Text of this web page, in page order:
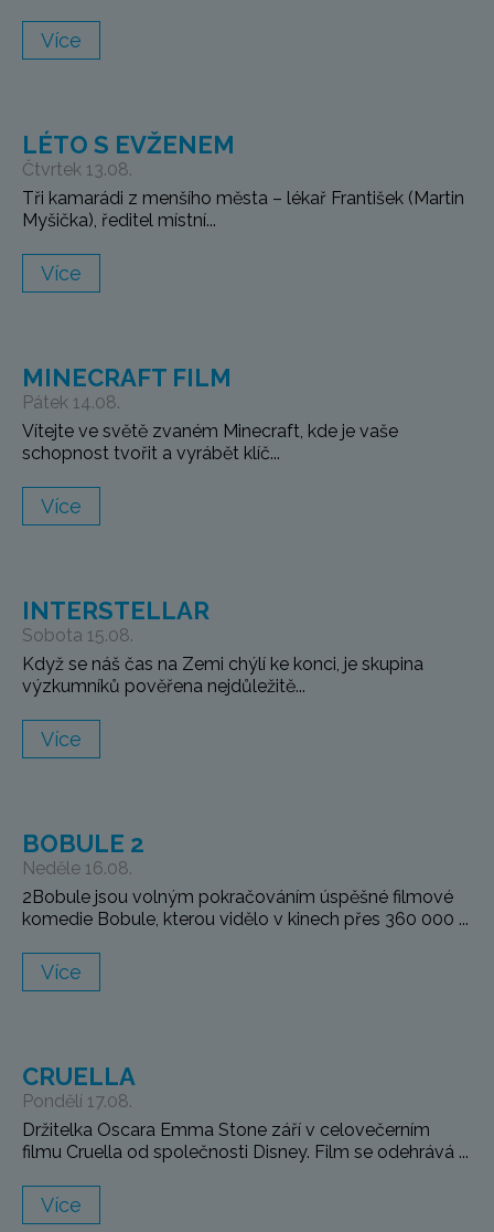
Více
LÉTO S EVŽENEM
Čtvrtek 13.08.
Tři kamarádi z menšího města – lékař František (Martin
Myšička), ředitel místní...
Více
MINECRAFT FILM
Pátek 14.08.
Vítejte ve světě zvaném Minecraft, kde je vaše
schopnost tvořit a vyrábět klíč...
Více
INTERSTELLAR
Sobota 15.08.
Když se náš čas na Zemi chýlí ke konci, je skupina
výzkumníků pověřena nejdůležitě...
Více
BOBULE 2
Neděle 16.08.
2Bobule jsou volným pokračováním úspěšné filmové
komedie Bobule, kterou vidělo v kinech přes 360 000 ...
Více
CRUELLA
Pondělí 17.08.
Držitelka Oscara Emma Stone září v celovečerním
filmu Cruella od společnosti Disney. Film se odehrává ...
Více